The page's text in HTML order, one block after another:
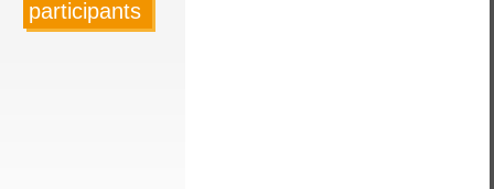
participants